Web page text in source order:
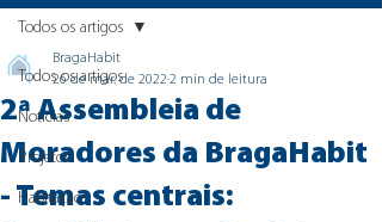
Todos os artigos
Notícias
Projetos
Habitação
Todos os artigos
2ª Assembleia de
Moradores da BragaHabit
- Temas centrais:
BragaHabit
26 de mar. de 2022 2 min de leitura